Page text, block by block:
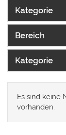
Kategorie
Bereich
Kategorie
Es sind keine
vorhanden.